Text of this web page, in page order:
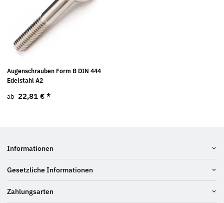
Augenschrauben Form B DIN 444
Edelstahl A2
ab 22,81 € *
Informationen
Gesetzliche Informationen
Zahlungsarten